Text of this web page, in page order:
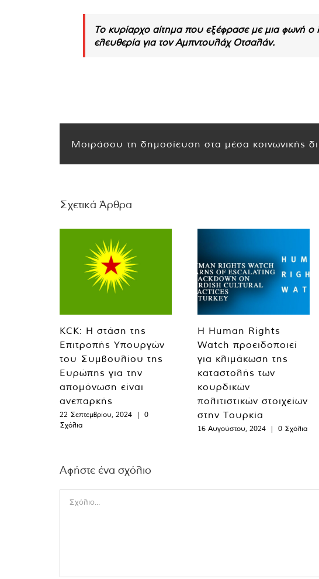
Το κυρίαρχο αίτημα που εξέφρασε με μια φωνή
ελευθερία για τον Αμπντουλάχ Οτσαλάν.
Μοιράσου τη δημοσίευση στα μέσα κοινωνικής
Σχετικά Άρθρα
KCK: Η στάση της
Επιτροπής Υπουργών
του Συμβουλίου της
Ευρώπης για την
απομόνωση είναι
ανεπαρκής
22 Σεπτεμβρίου, 2024 |
0
Σχόλια
Η Human Rights
Watch προειδοποιεί
για κλιμάκωση της
καταστολής των
κουρδικών
πολιτιστικών στοιχείων
στην Τουρκία
16 Αυγούστου, 2024 | 0 Σχόλια
Αφήστε ένα σχόλιο